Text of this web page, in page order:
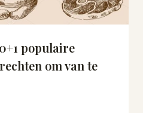
populaire
om van te